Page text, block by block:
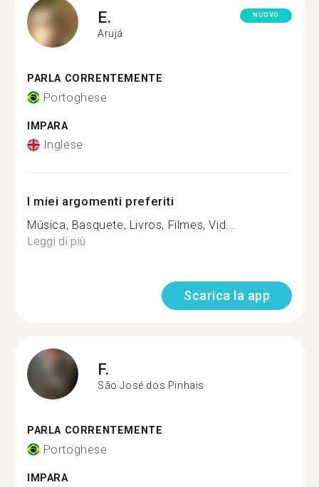
E.
Arujá
NUOVO
PARLA CORRENTEMENTE
Portoghese
IMPARA
Inglese
I miei argomenti preferiti
Música, Basquete, Livros, Filmes, Vid...
Leggi di più
Scarica la app
F.
São José dos Pinhais
PARLA CORRENTEMENTE
Portoghese
IMPARA